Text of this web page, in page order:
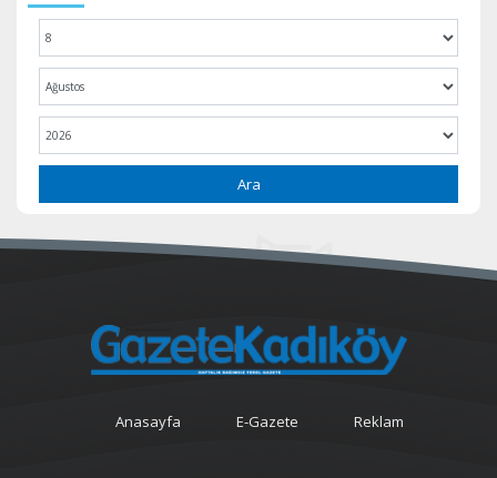
Ara
Anasayfa E-Gazete Reklam